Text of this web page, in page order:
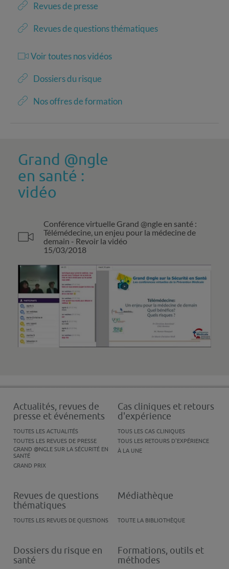
Revues de presse
Revues de questions thématiques
Voir toutes nos vidéos
Dossiers du risque
Nos offres de formation
Grand @ngle
en santé :
vidéo
Conférence virtuelle Grand @ngle en santé :
Télémédecine, un enjeu pour la médecine de
demain - Revoir la vidéo
15/03/2018
Actualités, revues de
presse et événements
TOUTES LES ACTUALITÉS
TOUTES LES REVUES DE PRESSE
GRAND @NGLE SUR LA SÉCURITÉ EN
SANTÉ
GRAND PRIX
Cas cliniques et retours
d'expérience
TOUS LES CAS CLINIQUES
TOUS LES RETOURS D'EXPÉRIENCE
À LA UNE
Revues de questions
thématiques
TOUTES LES REVUES DE QUESTIONS
Médiathèque
TOUTE LA BIBLIOTHÈQUE
Dossiers du risque en
santé
Formations, outils et
méthodes